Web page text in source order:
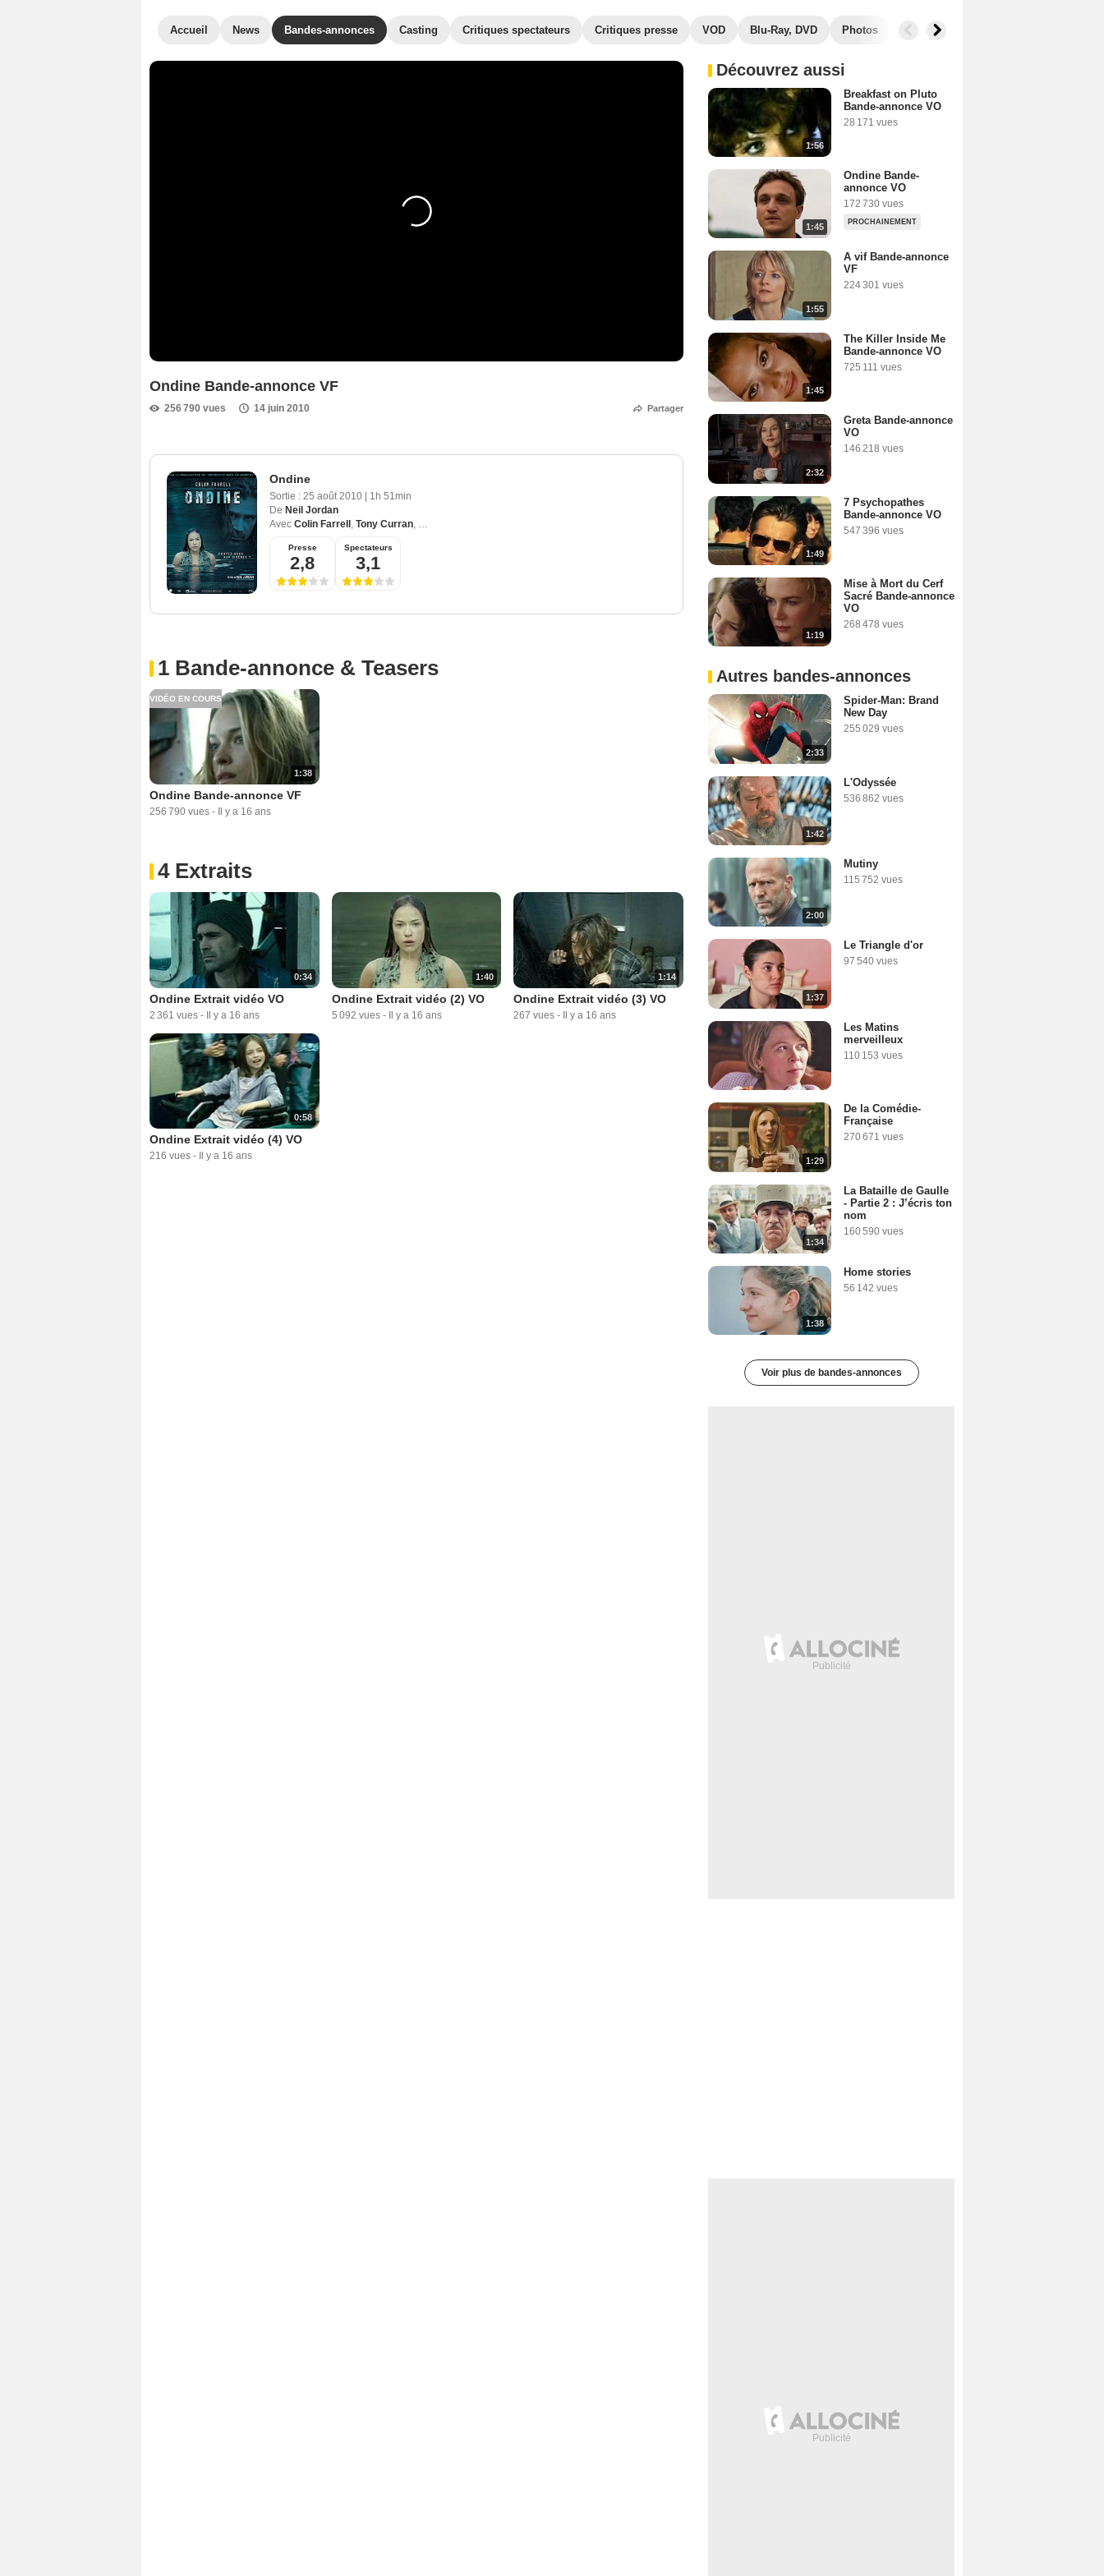
Accueil News Bandes-annonces Casting Critiques spectateurs Critiques presse VOD Blu-Ray, DVD Photos Secrets de tournage
Ondine Bande-annonce VF
256 790 vues 14 juin 2010 Partager
Ondine
Sortie : 25 août 2010
1h 51min
De Neil Jordan
Avec Colin Farrell , Tony Curran, Stephen Rea
Presse
2,8
Spectateurs
3,1
1 Bande-annonce & Teasers
1:38
VIDÉO EN COURS
Ondine Bande-annonce VF
256 790 vues - Il y a 16 ans
4 Extraits
0:34
Ondine Extrait vidéo VO
2 361 vues - Il y a 16 ans
1:40
Ondine Extrait vidéo (2) VO
5 092 vues - Il y a 16 ans
1:14
Ondine Extrait vidéo (3) VO
267 vues - Il y a 16 ans
0:58
Ondine Extrait vidéo (4) VO
216 vues - Il y a 16 ans
Découvrez aussi
1:56
Breakfast on Pluto
Bande-annonce VO
28 171 vues
1:45
Ondine Bande-
annonce VO
172 730 vues
PROCHAINEMENT
1:55
A vif Bande-annonce
VF
224 301 vues
1:45
The Killer Inside Me
Bande-annonce VO
725 111 vues
2:32
Greta Bande-annonce
VO
146 218 vues
1:49
7 Psychopathes
Bande-annonce VO
547 396 vues
1:19
Mise à Mort du Cerf
Sacré Bande-annonce
VO
268 478 vues
Autres bandes-annonces
2:33
Spider-Man: Brand
New Day
255 029 vues
1:42
L'Odyssée
536 862 vues
2:00
Mutiny
115 752 vues
1:37
Le Triangle d'or
97 540 vues
Les Matins
merveilleux
110 153 vues
1:29
De la Comédie-
Française
270 671 vues
1:34
La Bataille de Gaulle
- Partie 2 : J’écris ton
nom
160 590 vues
1:38
Home stories
56 142 vues
Voir plus de bandes-annonces